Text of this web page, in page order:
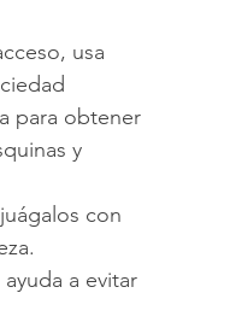
usa
para obtener
y
con
a evitar